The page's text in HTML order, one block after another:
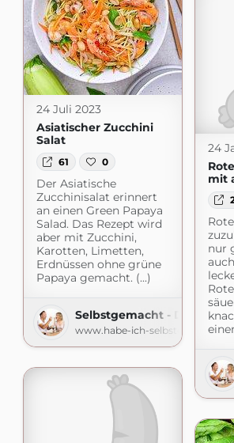
24 Juli 2023
Asiatischer Zucchini
Salat
61 0
Der Asiatische
Zucchinisalat erinnert
an einen Green Papaya
Salad. Das Rezept wird
aber mit Zucchini,
Karotten, Limetten,
Erdnüssen ohne grüne
Papaya gemacht. (...)
Selbstgemacht - Der
www.habe-ich-selbstgemacht.de
24
mit
nur